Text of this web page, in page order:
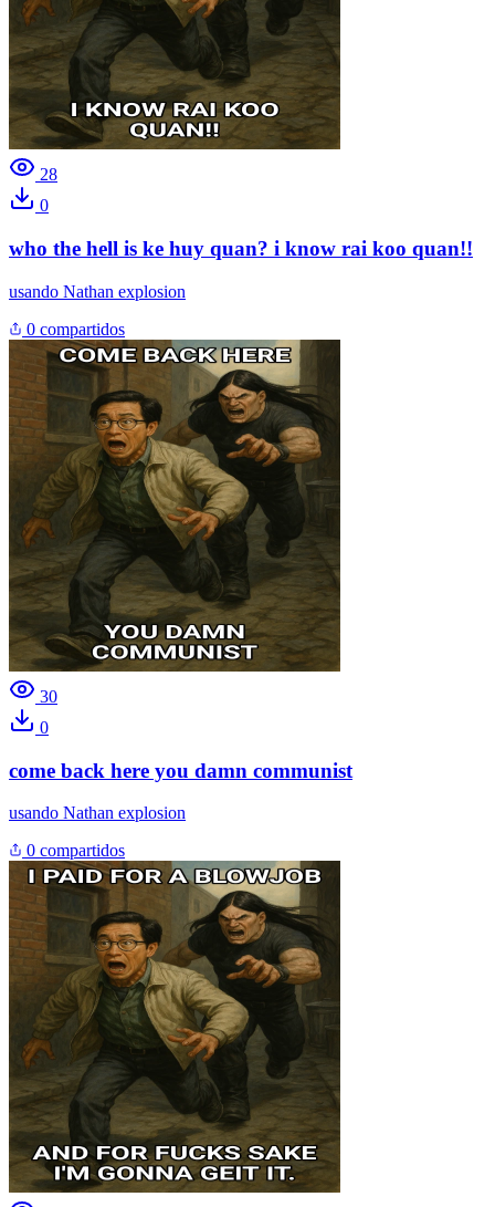
28
0
who the hell is ke huy quan? i know rai koo quan!!
usando Nathan explosion
0 compartidos
30
0
come back here you damn communist
usando Nathan explosion
0 compartidos